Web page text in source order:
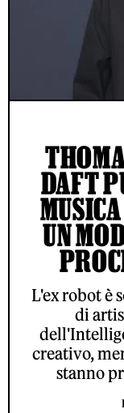
DAFT
UN
L'ex robot è
di
creativo,
stanno